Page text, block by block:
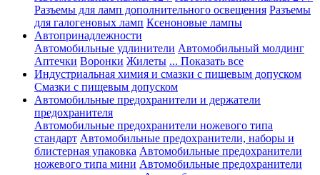
Разъемы для ламп дополнительного освещения Разъемы
для галогеновых ламп Ксеноновые лампы
Автопринадлежности
Автомобильные удлинители Автомобильный молдинг
Аптечки Воронки Жилеты ... Показать все
Индустриальная химия и смазки с пищевым допуском
Смазки с пищевым допуском
Автомобильные предохранители и держатели
предохранителя
Автомобильные предохранители ножевого типа
стандарт Автомобильные предохранители, наборы и
блистерная упаковка Автомобильные предохранители
ножевого типа мини Автомобильные предохранители